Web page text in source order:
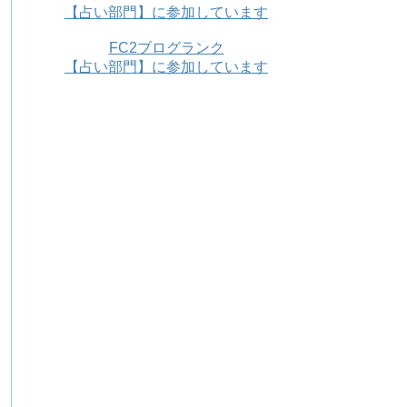
【占い部門】に参加しています
FC2ブログランク
【占い部門】に参加しています